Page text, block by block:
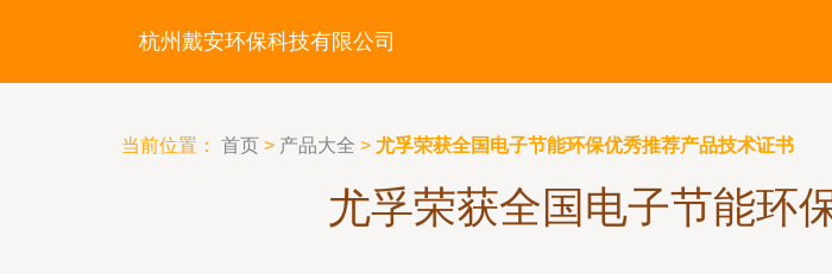
杭州戴安环保科技有限公司
当前位置： 首页 > 产品大全 > 尤孚荣获全国电子节能环保优秀推荐产品技术证书
尤孚荣获全国电子节能环